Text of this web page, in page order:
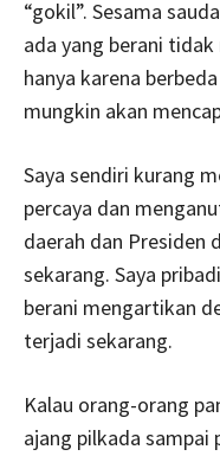
“gokil”. Sesama
ada yang berani
hanya karena
mungkin akan
Saya sendiri kurang
percaya dan
daerah dan Presiden
sekarang. Saya
berani mengartikan
terjadi sekarang.
Kalau orang-orang
ajang pilkada sampai